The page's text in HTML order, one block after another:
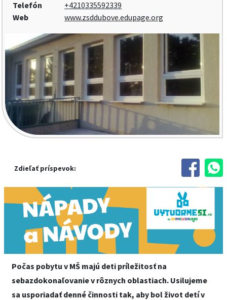
Telefón
+4210335592339
Web
www.zsddubove.edupage.org
Zdieľať príspevok:
Počas pobytu v MŠ majú deti príležitosť na
sebazdokonaľovanie v rôznych oblastiach. Usilujeme
sa usporiadať denné činnosti tak, aby bol život detí v